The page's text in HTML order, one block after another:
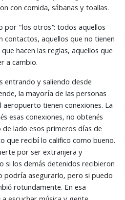
con comida, sábanas y toallas.
por “los otros”: todos aquellos
contactos, aquellos que no tienen
hacen las reglas, aquellos que
a cambio.
entrando y saliendo desde
la mayoría de las personas
tienen conexiones. La
esas conexiones, no obtenés
de lado esos primeros días de
que recibí lo califico como bueno.
por ser extranjera y
si los demás detenidos recibieron
asegurarlo, pero si puedo
rotundamente. En esa